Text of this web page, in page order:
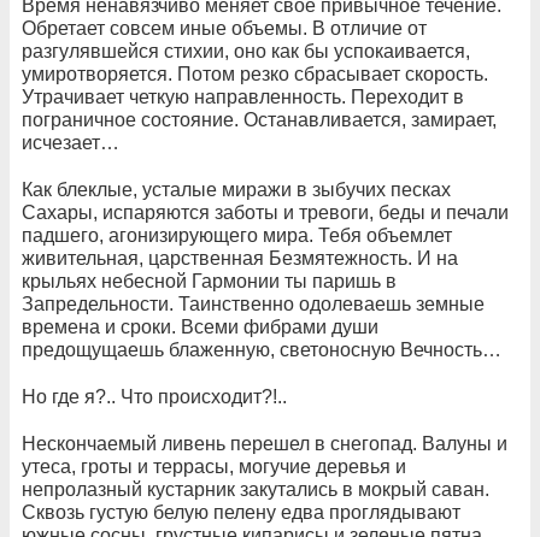
Время ненавязчиво меняет свое привычное течение.
Обретает совсем иные объемы. В отличие от
разгулявшейся стихии, оно как бы успокаивается,
умиротворяется. Потом резко сбрасывает скорость.
Утрачивает четкую направленность. Переходит в
пограничное состояние. Останавливается, замирает,
исчезает…
Как блеклые, усталые миражи в зыбучих песках
Сахары, испаряются заботы и тревоги, беды и печали
падшего, агонизирующего мира. Тебя объемлет
живительная, царственная Безмятежность. И на
крыльях небесной Гармонии ты паришь в
Запредельности. Таинственно одолеваешь земные
времена и сроки. Всеми фибрами души
предощущаешь блаженную, светоносную Вечность…
Но где я?.. Что происходит?!..
Нескончаемый ливень перешел в снегопад. Валуны и
утеса, гроты и террасы, могучие деревья и
непролазный кустарник закутались в мокрый саван.
Сквозь густую белую пелену едва проглядывают